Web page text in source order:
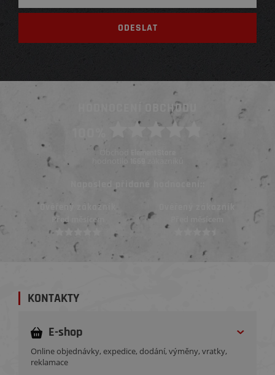
HODNOCENÍ OBCHODU
Obchod ElementStore
hodnotilo
Naposled přidané hodnocení::
Ověřený zákazník
Před měsícem
KONTAKTY
E-shop
Online objednávky, expedice, dodání, výměny, vratky,
reklamace